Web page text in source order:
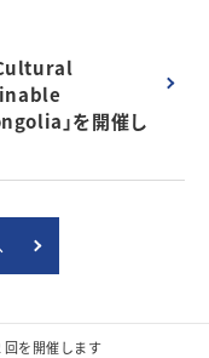
」を開催し
回を開催します